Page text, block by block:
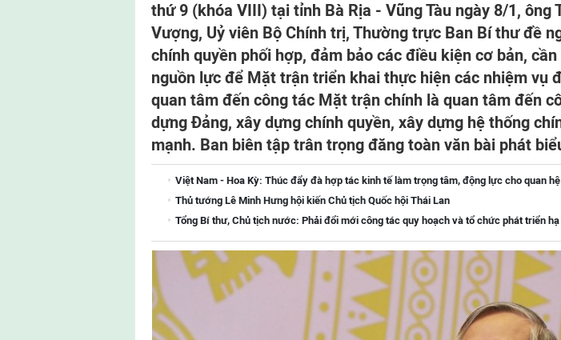
thứ 9 (khóa VIII) tại tỉnh Bà Rịa - Vũng Tàu ngày 8/1, ông
Vượng, Uỷ viên Bộ Chính trị, Thường trực Ban Bí thư đề
chính quyền phối hợp, đảm bảo các điều kiện cơ bản,
nguồn lực để Mặt trận triển khai thực hiện các nhiệm vụ
quan tâm đến công tác Mặt trận chính là quan tâm đến
dựng Đảng, xây dựng chính quyền, xây dựng hệ thống
mạnh. Ban biên tập trân trọng đăng toàn văn bài phát
Việt Nam - Hoa Kỳ: Thúc đẩy đà hợp tác kinh tế làm trọng tâm, động lực cho quan
Thủ tướng Lê Minh Hưng hội kiến Chủ tịch Quốc hội Thái Lan
Tổng Bí thư, Chủ tịch nước: Phải đổi mới công tác quy hoạch và tổ chức phát triển